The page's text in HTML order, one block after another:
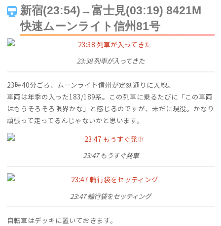
新宿(23:54)→富士見(03:19) 8421M
快速ムーンライト信州81号
23:38 列車が入ってきた
23時40分ごろ、ムーンライト信州が定刻通りに入線。
車両は年季の入った183/189系。この列車に乗るたびに「この車両
はもうそろそろ限界かな」と感じるのですが、未だに現役。かなり
頑張って走ってるんじゃないかと思います。
23:47 もうすぐ発車
23:47 輪行袋をセッティング
自転車はデッキに置いておきます。